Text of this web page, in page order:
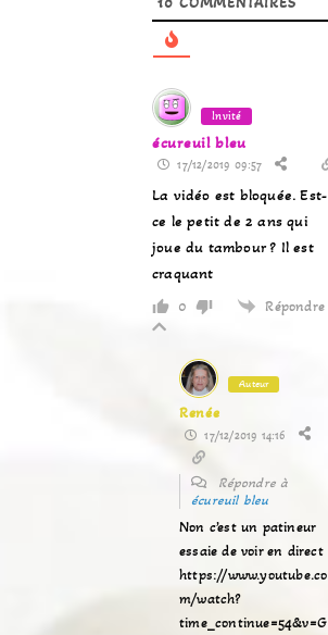
Invité
écureuil bleu
17/12/2019 09:57
La vidéo est bloquée. Est-
ce le petit de 2 ans qui
joue du tambour ? Il est
craquant
0 Répondre
Auteur
Renée
17/12/2019 14:16
Répondre à
écureuil bleu
Non c’est un patineur
essaie de voir en direct
https://www.youtube.co
m/watch?
time_continue=54&v=G